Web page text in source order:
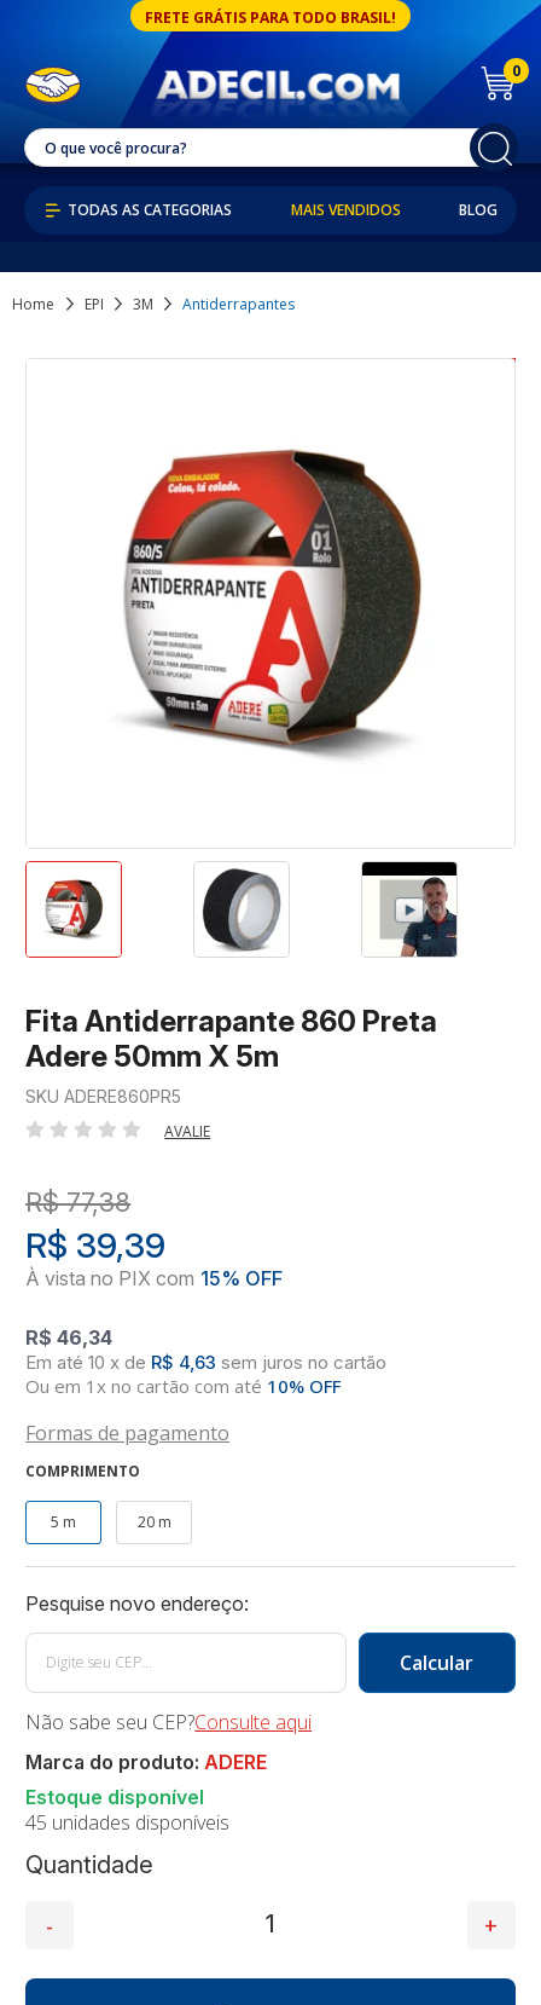
FRETE GRÁTIS PARA TODO BRASIL!
0
MAIS VENDIDOS BLOG
Home EPI 3M Antiderrapantes
Fita Antiderrapante 860 Preta
Adere 50mm X 5m
SKU ADERE860PR5
AVALIE
R$ 77,38
R$ 46,34
R$ 39,39
10 x de R$ 4,63 sem juros no cartão
Ou em 1x no cartão com até 10% OFF
Formas de pagamento
COMPRIMENTO
5 m 20 m
Quantidade
Não sabe seu CEP?Consulte aqui
45 unidades disponíveis
Marca do produto: ADERE